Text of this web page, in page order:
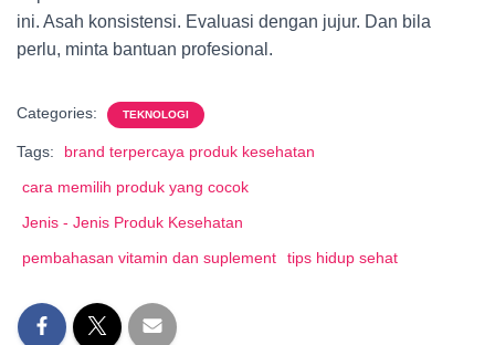
ini. Asah konsistensi. Evaluasi dengan jujur. Dan bila
perlu, minta bantuan profesional.
Categories: TEKNOLOGI
Tags:
brand terpercaya produk kesehatan
cara memilih produk yang cocok
Jenis - Jenis Produk Kesehatan
pembahasan vitamin dan suplement
tips hidup sehat